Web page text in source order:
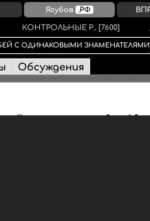
КОНТРОЛЬНЫЕ Р.. [7600]
С ОДИНАКОВЫМИ
Обсуждения
Ягубов .РФ